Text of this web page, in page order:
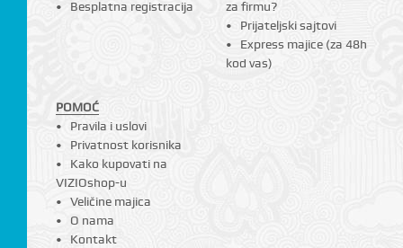
Besplatna registracija
za firmu?
Prijateljski sajtovi
Express majice (za 48h
kod vas)
POMOĆ
Pravila i uslovi
Privatnost korisnika
Kako kupovati na
VIZIOshop-u
Veličine majica
O nama
Kontakt